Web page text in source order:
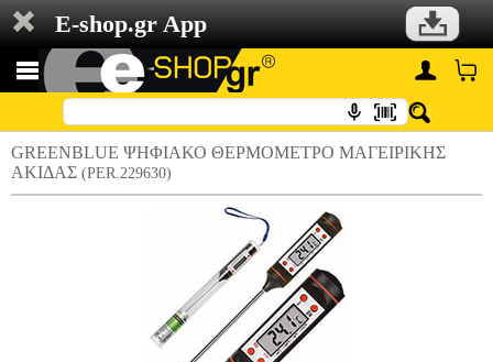
E-shop.gr App
GREENBLUE ΨΗΦΙΑΚΟ ΘΕΡΜΟΜΕΤΡΟ ΜΑΓΕΙΡΙΚΗΣ
ΑΚΙΔΑΣ (PER.229630)